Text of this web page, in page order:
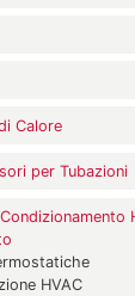
Calore
per Tubazioni
HVAC